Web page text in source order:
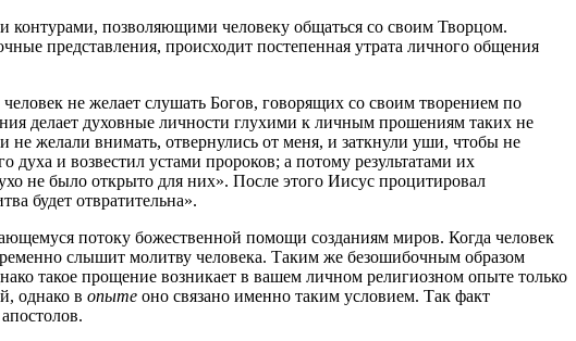
контурами, позволяющими человеку общаться со своим Творцом.
представления, происходит постепенная утрата личного общения
не желает слушать Богов, говорящих со своим творением по
делает духовные личности глухими к личным прошениям таких не
желали внимать, отвернулись от меня, и заткнули уши, чтобы не
и возвестил устами пророков; а потому результатами их
не было открыто для них». После этого Иисус процитировал
будет отвратительна».
потоку божественной помощи созданиям миров. Когда человек
слышит молитву человека. Таким же безошибочным образом
такое прощение возникает в вашем личном религиозном опыте только
однако в опыте оно связано именно таким условием. Так факт